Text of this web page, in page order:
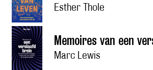
Esther Thole
Memoires van een
Marc Lewis